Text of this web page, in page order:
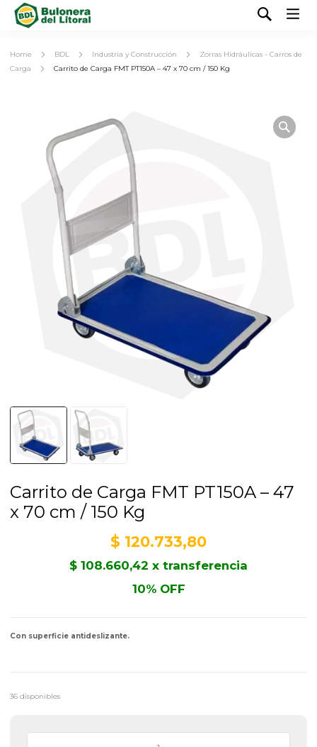
Home BDL Industria y Construcción
Zorras Hidráulicas - Carros de
Carga
Carrito de Carga FMT PT150A – 47 x 70 cm / 150 Kg
Carrito de Carga FMT PT150A – 47
x 70 cm / 150 Kg
$ 120.733,80
$ 108.660,42 x transferencia
10% OFF
Con superficie antideslizante.
36 disponibles